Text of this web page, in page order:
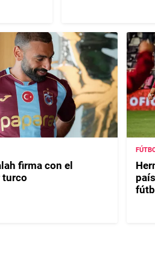
firma con el
turco